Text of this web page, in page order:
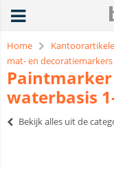
Home
mat- en decoratiemarkers
Paintmarker
waterbasis
Bekijk alles uit de